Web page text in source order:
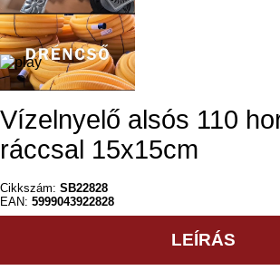
Vízelnyelő alsós 110
ráccsal 15x15cm
Cikkszám: SB22828
EAN: 5999043922828
LEÍRÁS